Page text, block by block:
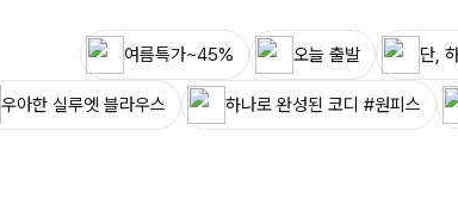
여름특가~45% 오늘 출발 단,
우아한 실루엣 블라우스 하나로 완성된 코디 #원피스